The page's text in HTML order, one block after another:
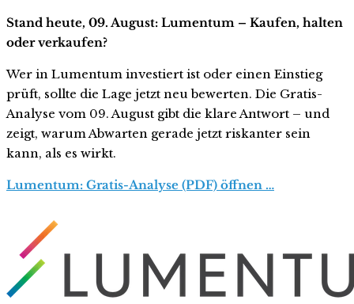
Stand heute, 09. August: Lumentum – Kaufen, halten
oder verkaufen?
Wer in Lumentum investiert ist oder einen Einstieg
prüft, sollte die Lage jetzt neu bewerten. Die Gratis-
Analyse vom 09. August gibt die klare Antwort – und
zeigt, warum Abwarten gerade jetzt riskanter sein
kann, als es wirkt.
Lumentum: Gratis-Analyse (PDF) öffnen …